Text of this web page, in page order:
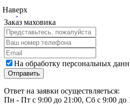
Наверх
Заказ маховика
На обработку персональных
Ответ на заявки осуществляеться:
Пн - Пт с 9:00 до 21:00, Сб с 9:00 до